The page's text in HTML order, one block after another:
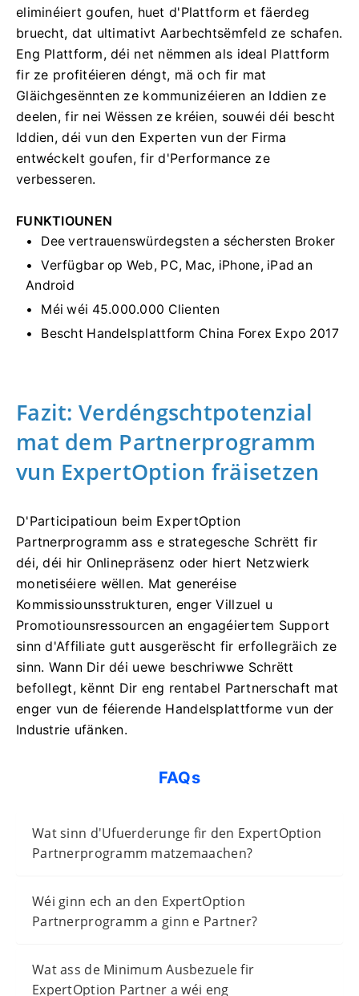
eliminéiert goufen, huet d'Plattform et fäerdeg
bruecht, dat ultimativt Aarbechtsëmfeld ze schafen.
Eng Plattform, déi net nëmmen als ideal Plattform
fir ze profitéieren déngt, mä och fir mat
Gläichgesënnten ze kommunizéieren an Iddien ze
deelen, fir nei Wëssen ze kréien, souwéi déi bescht
Iddien, déi vun den Experten vun der Firma
entwéckelt goufen, fir d'Performance ze
verbesseren.
FUNKTIOUNEN
Dee vertrauenswürdegsten a séchersten Broker
Verfügbar op Web, PC, Mac, iPhone, iPad an
Android
Méi wéi 45.000.000 Clienten
Bescht Handelsplattform China Forex Expo 2017
Fazit: Verdéngschtpotenzial
mat dem Partnerprogramm
vun ExpertOption fräisetzen
D'Participatioun beim ExpertOption
Partnerprogramm ass e strategesche Schrëtt fir
déi, déi hir Onlinepräsenz oder hiert Netzwierk
monetiséiere wëllen. Mat generéise
Kommissiounsstrukturen, enger Villzuel u
Promotiounsressourcen an engagéiertem Support
sinn d'Affiliate gutt ausgerëscht fir erfollegräich ze
sinn. Wann Dir déi uewe beschriwwe Schrëtt
befollegt, kënnt Dir eng rentabel Partnerschaft mat
enger vun de féierende Handelsplattforme vun der
Industrie ufänken.
FAQs
Wat sinn d'Ufuerderunge fir den ExpertOption
Partnerprogramm matzemaachen?
Wéi ginn ech an den ExpertOption
Partnerprogramm a ginn e Partner?
Wat ass de Minimum Ausbezuele fir
ExpertOption Partner a wéi eng